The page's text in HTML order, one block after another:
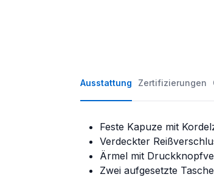
Ausstattung Zertifizierungen
Feste Kapuze mit
Verdeckter
Ärmel mit
Zwei aufgesetzte